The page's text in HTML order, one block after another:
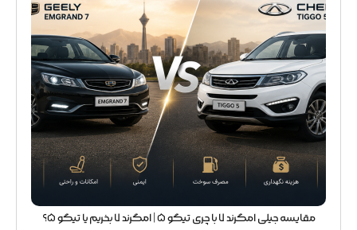
مقایسه جیلی امگرند 7 با چری تیگو 5 | امگرند 7 بخریم یا تیگو 5؟